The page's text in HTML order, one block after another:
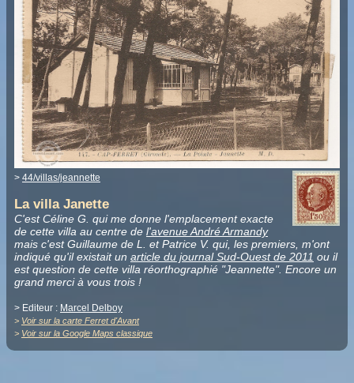
> 44/villas/jeannette
La villa Janette
C'est Céline G. qui me donne l'emplacement exacte
de cette villa au centre de l'avenue André Armandy
mais c'est Guillaume de L. et Patrice V. qui, les premiers, m'ont
indiqué qu'il existait un article du journal Sud-Ouest de 2011 ou il
est question de cette villa réorthographié "Jeannette". Encore un
grand merci à vous trois !
> Editeur : Marcel Delboy
> Voir sur la carte Ferret d'Avant
> Voir sur la Google Maps classique